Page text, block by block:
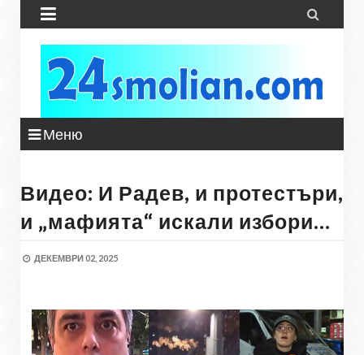
 
Меню
Видео: И Радев, и протестъри,
и „мафията“ искали избори…
ДЕКЕМВРИ 02, 2025